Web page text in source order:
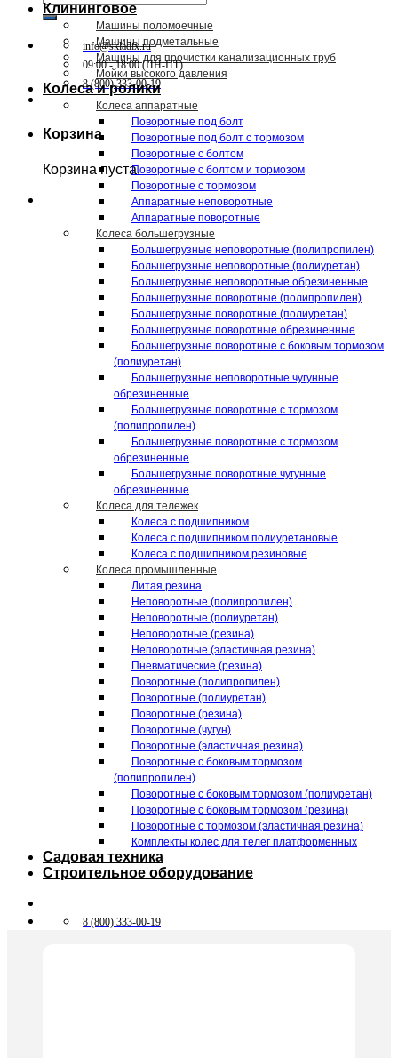
info@skladix.ru
09:00 - 18:00 (ПН-ПТ)
8 (800) 333-00-19
Корзина
Корзина пуста.
Клининговое
Машины поломоечные
Машины подметальные
Машины для прочистки канализационных труб
Мойки высокого давления
Колеса и ролики
Колеса аппаратные
Поворотные под болт
Поворотные под болт с тормозом
Поворотные с болтом
Поворотные с болтом и тормозом
Поворотные с тормозом
Аппаратные неповоротные
Аппаратные поворотные
Колеса большегрузные
Большегрузные неповоротные (полипропилен)
Большегрузные неповоротные (полиуретан)
Большегрузные неповоротные обрезиненные
Большегрузные поворотные (полипропилен)
Большегрузные поворотные (полиуретан)
Большегрузные поворотные обрезиненные
Большегрузные поворотные с боковым тормозом
(полиуретан)
Большегрузные неповоротные чугунные
обрезиненные
Большегрузные поворотные с тормозом
(полипропилен)
Большегрузные поворотные с тормозом
обрезиненные
Большегрузные поворотные чугунные
обрезиненные
Колеса для тележек
Колеса с подшипником
Колеса с подшипником полиуретановые
Колеса с подшипником резиновые
Колеса промышленные
Литая резина
Неповоротные (полипропилен)
Неповоротные (полиуретан)
Неповоротные (резина)
Неповоротные (эластичная резина)
Пневматические (резина)
Поворотные (полипропилен)
Поворотные (полиуретан)
Поворотные (резина)
Поворотные (чугун)
Поворотные (эластичная резина)
Поворотные c боковым тормозом
(полипропилен)
Поворотные c боковым тормозом (полиуретан)
Поворотные c боковым тормозом (резина)
Поворотные c тормозом (эластичная резина)
Комплекты колес для телег платформенных
Садовая техника
Строительное оборудование
8 (800) 333-00-19